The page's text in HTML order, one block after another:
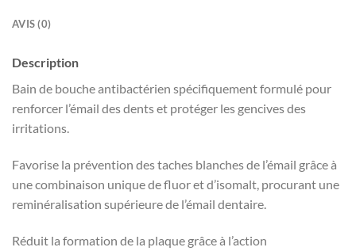
AVIS (0)
Description
Bain de bouche antibactérien spécifiquement formulé pour
renforcer l’émail des dents et protéger les gencives des
irritations.
Favorise la prévention des taches blanches de l’émail grâce à
une combinaison unique de fluor et d’isomalt, procurant une
reminéralisation supérieure de l’émail dentaire.
Réduit la formation de la plaque grâce à l’action